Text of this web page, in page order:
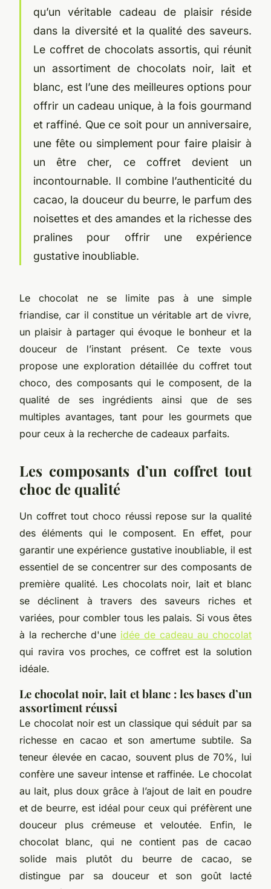
qu’un véritable cadeau de plaisir réside
dans la diversité et la qualité des saveurs.
Le coffret de chocolats assortis, qui réunit
un assortiment de chocolats noir, lait et
blanc, est l’une des meilleures options pour
offrir un cadeau unique, à la fois gourmand
et raffiné. Que ce soit pour un anniversaire,
une fête ou simplement pour faire plaisir à
un être cher, ce coffret devient un
incontournable. Il combine l’authenticité du
cacao, la douceur du beurre, le parfum des
noisettes et des amandes et la richesse des
pralines pour offrir une expérience
gustative inoubliable.
Le chocolat ne se limite pas à une simple
friandise, car il constitue un véritable art de vivre,
un plaisir à partager qui évoque le bonheur et la
douceur de l’instant présent. Ce texte vous
propose une exploration détaillée du coffret tout
choco, des composants qui le composent, de la
qualité de ses ingrédients ainsi que de ses
multiples avantages, tant pour les gourmets que
pour ceux à la recherche de cadeaux parfaits.
Les composants d’un coffret tout
choc de qualité
Un coffret tout choco réussi repose sur la qualité
des éléments qui le composent. En effet, pour
garantir une expérience gustative inoubliable, il est
essentiel de se concentrer sur des composants de
première qualité. Les chocolats noir, lait et blanc
se déclinent à travers des saveurs riches et
variées, pour combler tous les palais. Si vous êtes
à la recherche d'une idée de cadeau au chocolat
qui ravira vos proches, ce coffret est la solution
idéale.
Le chocolat noir, lait et blanc : les bases d’un
assortiment réussi
Le chocolat noir est un classique qui séduit par sa
richesse en cacao et son amertume subtile. Sa
teneur élevée en cacao, souvent plus de 70%, lui
confère une saveur intense et raffinée. Le chocolat
au lait, plus doux grâce à l’ajout de lait en poudre
et de beurre, est idéal pour ceux qui préfèrent une
douceur plus crémeuse et veloutée. Enfin, le
chocolat blanc, qui ne contient pas de cacao
solide mais plutôt du beurre de cacao, se
distingue par sa douceur et son goût lacté